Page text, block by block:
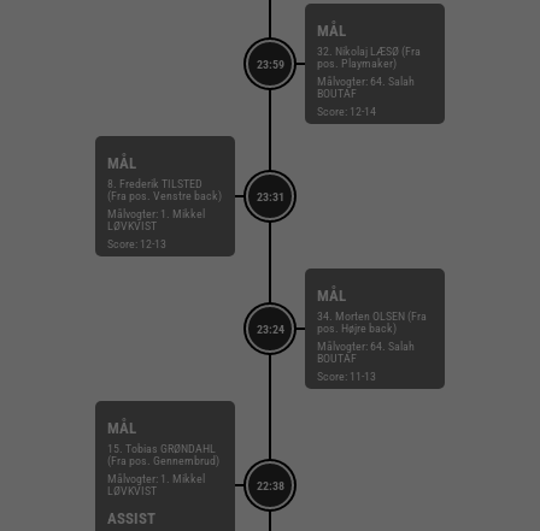
23:59
MÅL
32. Nikolaj LÆSØ (Fra
pos. Playmaker)
Målvogter: 64. Salah
BOUTAF
Score: 12-14
23:31
MÅL
8. Frederik TILSTED
(Fra pos. Venstre back)
Målvogter: 1. Mikkel
LØVKVIST
Score: 12-13
23:24
MÅL
34. Morten OLSEN (Fra
pos. Højre back)
Målvogter: 64. Salah
BOUTAF
Score: 11-13
22:38
MÅL
15. Tobias GRØNDAHL
(Fra pos. Gennembrud)
Målvogter: 1. Mikkel
LØVKVIST
ASSIST